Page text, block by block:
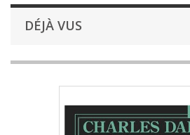
DÉJÀ VUS